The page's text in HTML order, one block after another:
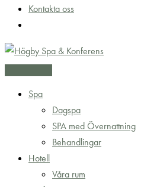
Kontakta oss
Spa
Dagspa
SPA med Övernattning
Behandlingar
Hotell
Våra rum